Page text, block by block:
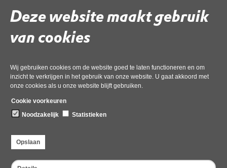
Deze website maakt gebruik
van cookies
Wij gebruiken cookies om de website goed te laten functioneren en om
inzicht te verkrijgen in het gebruik van onze website. U gaat akkoord met
onze cookies als u onze website blijft gebruiken.
Cookie voorkeuren
Noodzakelijk
Statistieken
Opslaan
Bezoekadres
Dampten 2, 1624 NR Hoorn
Postbus 2095, 1620 EB Hoorn
Openingstijden kantoor
Maandag tot en met vrijdag*